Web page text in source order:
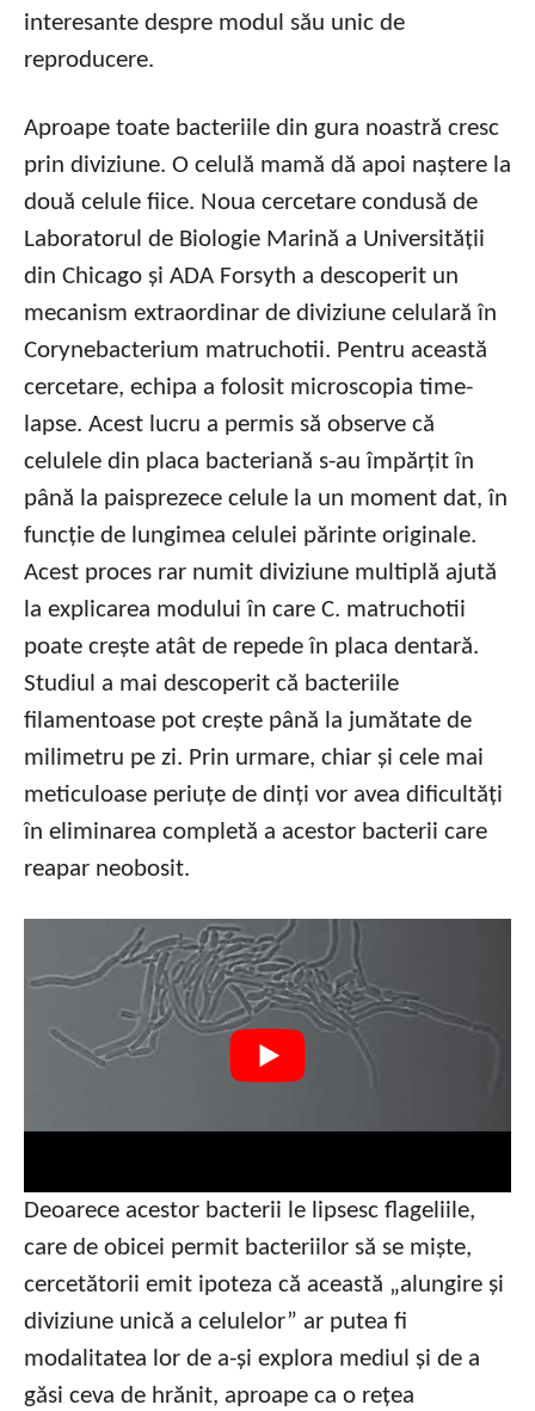
interesante despre modul său unic de
reproducere.
Aproape toate bacteriile din gura noastră cresc
prin diviziune. O celulă mamă dă apoi naștere la
două celule fiice. Noua cercetare condusă de
Laboratorul de Biologie Marină a Universității
din Chicago și ADA Forsyth a descoperit un
mecanism extraordinar de diviziune celulară în
Corynebacterium matruchotii. Pentru această
cercetare, echipa a folosit microscopia time-
lapse. Acest lucru a permis să observe că
celulele din placa bacteriană s-au împărțit în
până la paisprezece celule la un moment dat, în
funcție de lungimea celulei părinte originale.
Acest proces rar numit diviziune multiplă ajută
la explicarea modului în care C. matruchotii
poate crește atât de repede în placa dentară.
Studiul a mai descoperit că bacteriile
filamentoase pot crește până la jumătate de
milimetru pe zi. Prin urmare, chiar și cele mai
meticuloase periuțe de dinți vor avea dificultăți
în eliminarea completă a acestor bacterii care
reapar neobosit.
Deoarece acestor bacterii le lipsesc flageliile,
care de obicei permit bacteriilor să se miște,
cercetătorii emit ipoteza că această „alungire și
diviziune unică a celulelor” ar putea fi
modalitatea lor de a-și explora mediul și de a
găsi ceva de hrănit, aproape ca o rețea